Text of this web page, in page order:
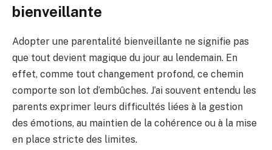
bienveillante
Adopter une parentalité bienveillante ne signifie pas
que tout devient magique du jour au lendemain. En
effet, comme tout changement profond, ce chemin
comporte son lot d’embûches. J’ai souvent entendu les
parents exprimer leurs difficultés liées à la gestion
des émotions, au maintien de la cohérence ou à la mise
en place stricte des limites.